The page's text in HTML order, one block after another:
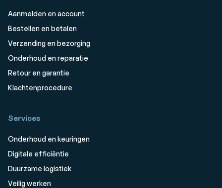
Aanmelden en account
Bestellen en betalen
Verzending en bezorging
Onderhoud en reparatie
Retour en garantie
Klachtenprocedure
Services
Onderhoud en keuringen
Digitale efficiëntie
Duurzame logistiek
Veilig werken